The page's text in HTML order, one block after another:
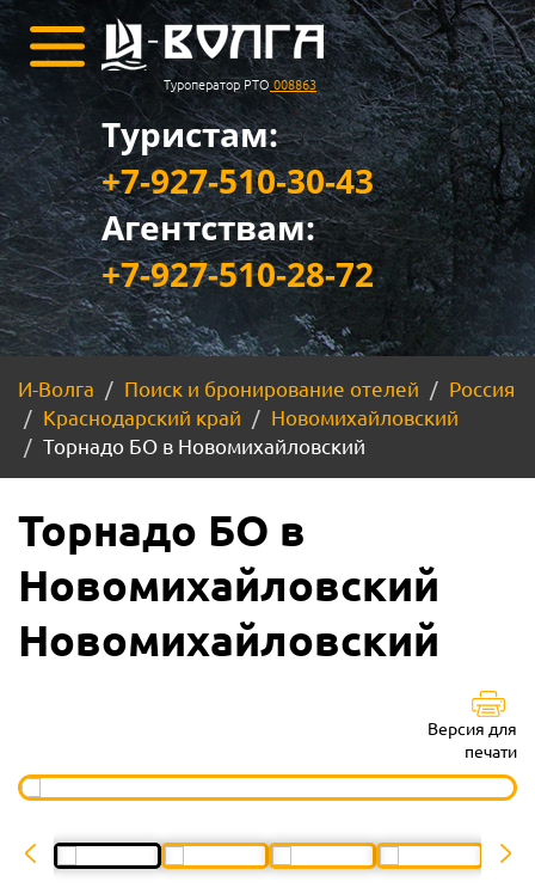
Туроператор РТО 008863
Туристам:
+7-927-510-30-43
Агентствам:
+7-927-510-28-72
И-Волга Поиск и бронирование отелей
Россия
Краснодарский край
Новомихайловский
Торнадо БО в Новомихайловский
Торнадо БО в
Новомихайловский
Новомихайловский
Версия для
печати